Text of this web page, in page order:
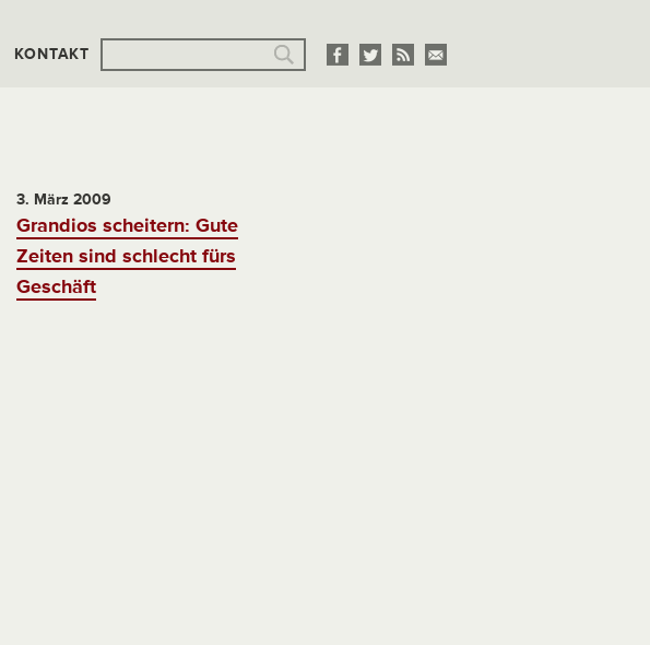
KONTAKT
3. März 2009
Grandios scheitern: Gute
Zeiten sind schlecht fürs
Geschäft